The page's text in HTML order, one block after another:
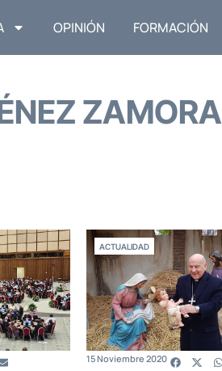
OPINIÓN FORMACIÓN
ZAMORA
ACTUALIDAD
15 Noviembre 2020